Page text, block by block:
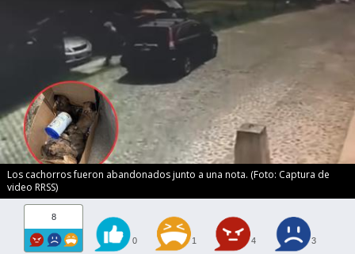
Los cachorros fueron abandonados junto a una nota. (Foto: Captura de
video RRSS)
8
0 1 4 3